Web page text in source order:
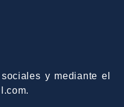
y mediante el